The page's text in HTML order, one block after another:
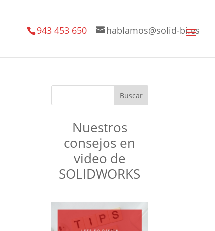
943 453 650 hablamos@solid-bi.es
Nuestros
consejos en
video de
SOLIDWORKS